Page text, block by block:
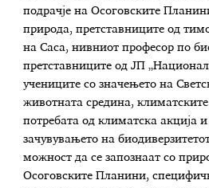
подрачје на Осоговските
природа, претставниците од
на Саса, нивниот професор по
претставниците од ЈП
учениците со значењето на
животната средина,
потребата од климатска акција
зачувувањето на
можност да се запознаат со
Осоговските Планини,